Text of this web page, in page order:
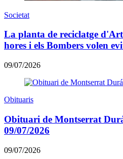
Societat
La planta de reciclatge
hores i els Bombers volen
09/07/2026
Obituaris
Obituari de Montserrat
09/07/2026
09/07/2026